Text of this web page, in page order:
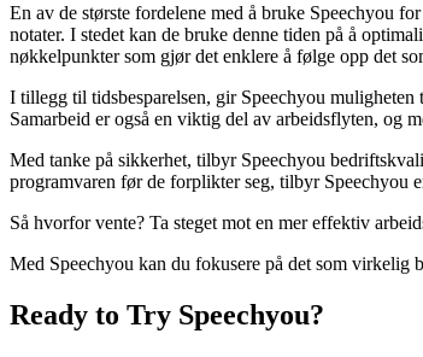
En av de største fordelene med å bruke Speechyou
notater. I stedet kan de bruke denne tiden på å
nøkkelpunkter som gjør det enklere å følge opp det
I tillegg til tidsbesparelsen, gir Speechyou
Samarbeid er også en viktig del av arbeidsflyten, og
Med tanke på sikkerhet, tilbyr Speechyou
programvaren før de forplikter seg, tilbyr Speechyou
Så hvorfor vente? Ta steget mot en mer effektiv
Med Speechyou kan du fokusere på det som virkelig
Ready to Try Speechyou?